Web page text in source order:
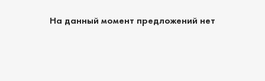
На данный момент предложений нет